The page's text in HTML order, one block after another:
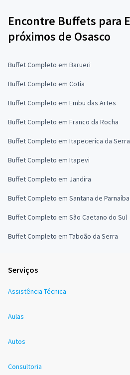
Encontre Buffets para
próximos de Osasco
Buffet Completo em Barueri
Buffet Completo em Cotia
Buffet Completo em Embu das Artes
Buffet Completo em Franco da Rocha
Buffet Completo em Itapecerica da Serra
Buffet Completo em Itapevi
Buffet Completo em Jandira
Buffet Completo em Santana de Parnaíba
Buffet Completo em São Caetano do Sul
Buffet Completo em Taboão da Serra
Serviços
Assistência Técnica
Aulas
Autos
Consultoria